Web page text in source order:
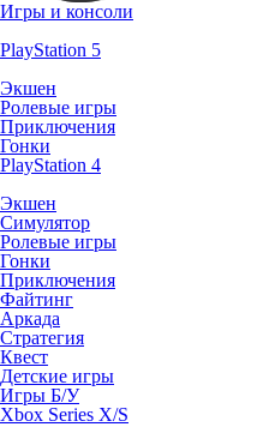
Игры и консоли
PlayStation 5
Экшен
Ролевые игры
Приключения
Гонки
PlayStation 4
Экшен
Симулятор
Ролевые игры
Гонки
Приключения
Файтинг
Аркада
Стратегия
Квест
Детские игры
Игры Б/У
Xbox Series X/S